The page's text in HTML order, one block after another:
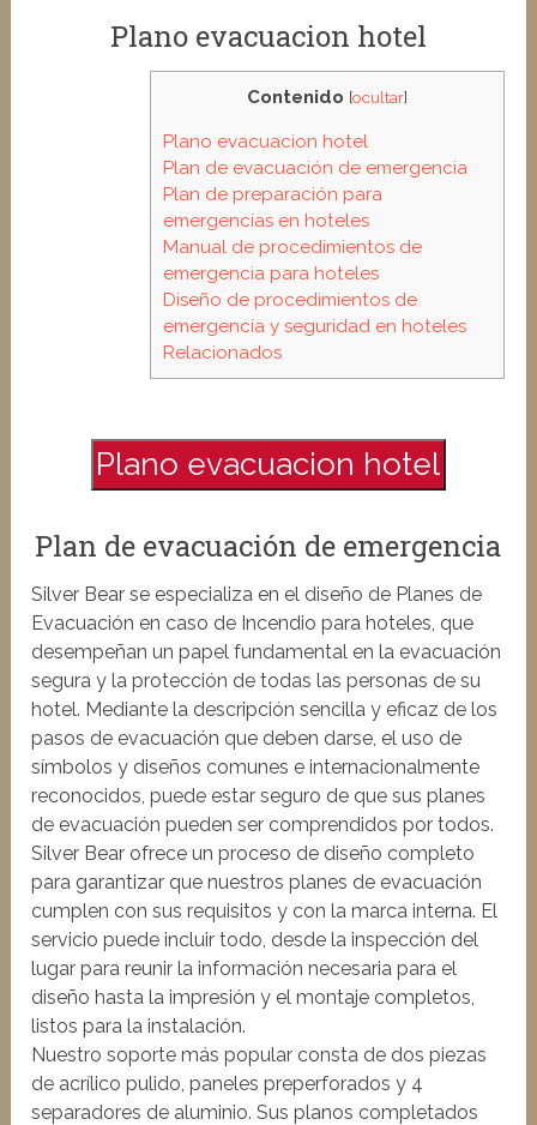
Plano evacuacion hotel
Contenido [ocultar]
Plano evacuacion hotel
Plan de evacuación de emergencia
Plan de preparación para
emergencias en hoteles
Manual de procedimientos de
emergencia para hoteles
Diseño de procedimientos de
emergencia y seguridad en hoteles
Relacionados
Plano evacuacion hotel
Plan de evacuación de emergencia
Silver Bear se especializa en el diseño de Planes de
Evacuación en caso de Incendio para hoteles, que
desempeñan un papel fundamental en la evacuación
segura y la protección de todas las personas de su
hotel. Mediante la descripción sencilla y eficaz de los
pasos de evacuación que deben darse, el uso de
símbolos y diseños comunes e internacionalmente
reconocidos, puede estar seguro de que sus planes
de evacuación pueden ser comprendidos por todos.
Silver Bear ofrece un proceso de diseño completo
para garantizar que nuestros planes de evacuación
cumplen con sus requisitos y con la marca interna. El
servicio puede incluir todo, desde la inspección del
lugar para reunir la información necesaria para el
diseño hasta la impresión y el montaje completos,
listos para la instalación.
Nuestro soporte más popular consta de dos piezas
de acrílico pulido, paneles preperforados y 4
separadores de aluminio. Sus planos completados